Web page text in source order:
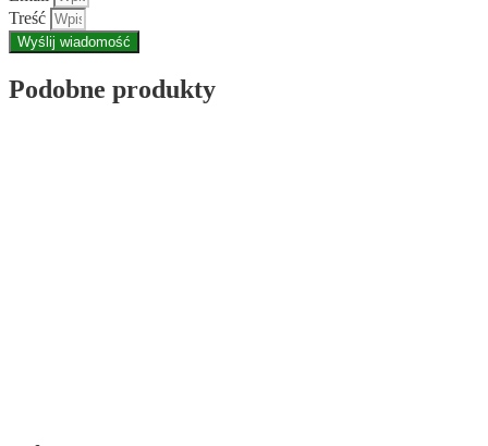
Treść
Wyślij wiadomość
Podobne produkty